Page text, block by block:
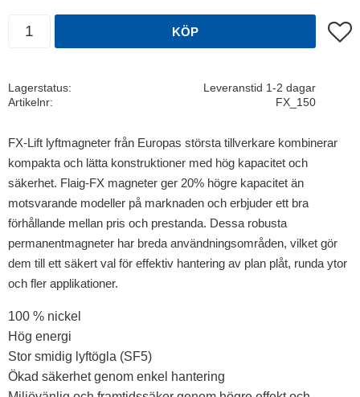
KÖP Lägg
Lagerstatus
Leveranstid 1-2 dagar
Artikelnr
FX_150
FX-Lift lyftmagneter från Europas största tillverkare kombinerar
kompakta och lätta konstruktioner med hög kapacitet och
säkerhet. Flaig-FX magneter ger 20% högre kapacitet än
motsvarande modeller på marknaden och erbjuder ett bra
förhållande mellan pris och prestanda. Dessa robusta
permanentmagneter har breda användningsområden, vilket gör
dem till ett säkert val för effektiv hantering av plan plåt, runda ytor
och fler applikationer.
100 % nickel
Hög energi
Stor smidig lyftögla (SF5)
Ökad säkerhet genom enkel hantering